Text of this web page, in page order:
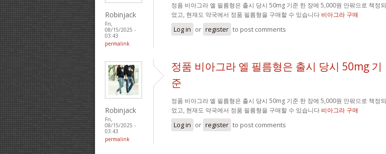
Robinjack
Fri,
08/15/2025 -
03:43
permalink
정품 비아그라 엘 필름형은 출시 당시 50mg 기준 한 장에 5,000원 안팎으로 책정되
었고, 현재도 약국에서 정품 필름형을 구매할 수 있습니다 비아그라 구매
Log in or register to post comments
Robinjack
Fri,
08/15/2025 -
03:43
permalink
정품 비아그라 엘 필름형은 출시 당시 50mg 기
준
정품 비아그라 엘 필름형은 출시 당시 50mg 기준 한 장에 5,000원 안팎으로 책정되
었고, 현재도 약국에서 정품 필름형을 구매할 수 있습니다 비아그라 구매
Log in or register to post comments